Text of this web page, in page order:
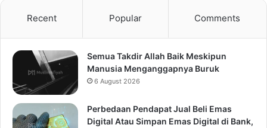
Recent Popular Comments
Semua Takdir Allah Baik Meskipun
Manusia Menganggapnya Buruk
6 August 2026
Perbedaan Pendapat Jual Beli Emas
Digital Atau Simpan Emas Digital di Bank,